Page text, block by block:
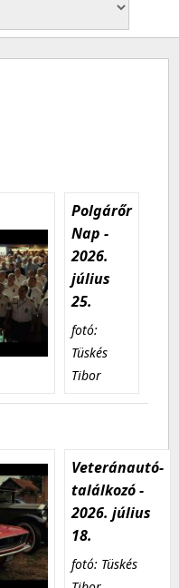
Polgárőr
Nap -
2026.
július
25.
fotó:
Tüskés
Tibor
Veteránautó-
találkozó -
2026. július
18.
fotó: Tüskés